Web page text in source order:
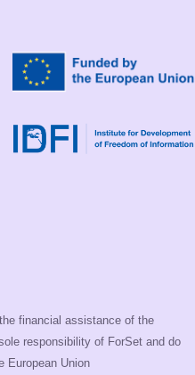
financial assistance of the
responsibility of ForSet and do
European Union